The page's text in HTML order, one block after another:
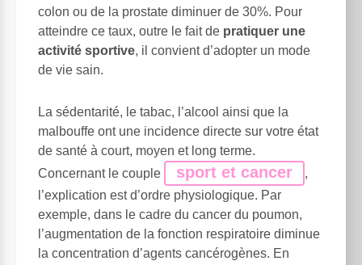
colon ou de la prostate diminuer de 30%. Pour
atteindre ce taux, outre le fait de pratiquer une
activité sportive, il convient d’adopter un mode
de vie sain.
La sédentarité, le tabac, l’alcool ainsi que la
malbouffe ont une incidence directe sur votre état
de santé à court, moyen et long terme.
Concernant le couple
sport et cancer
,
l’explication est d’ordre physiologique. Par
exemple, dans le cadre du cancer du poumon,
l’augmentation de la fonction respiratoire diminue
la concentration d’agents cancérogènes. En